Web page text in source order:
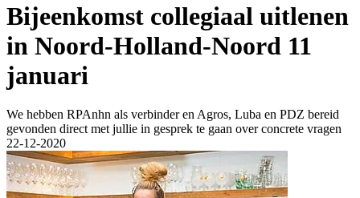
Bijeenkomst collegiaal uitlenen
in Noord-Holland-Noord 11
januari
We hebben RPAnhn als verbinder en Agros, Luba en PDZ bereid
gevonden direct met jullie in gesprek te gaan over concrete vragen
22-12-2020